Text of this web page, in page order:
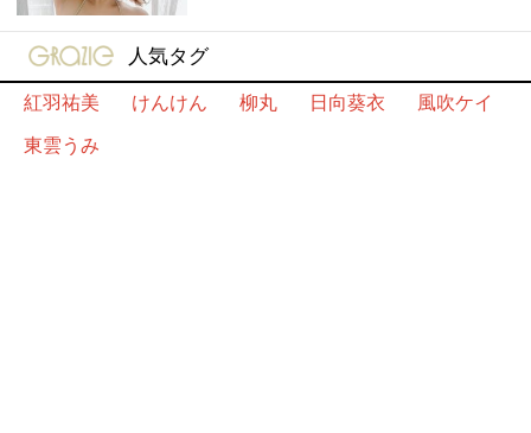
gravure-grazie
人気タグ
紅羽祐美
けんけん 柳丸 日向葵衣
風吹ケイ
東雲うみ